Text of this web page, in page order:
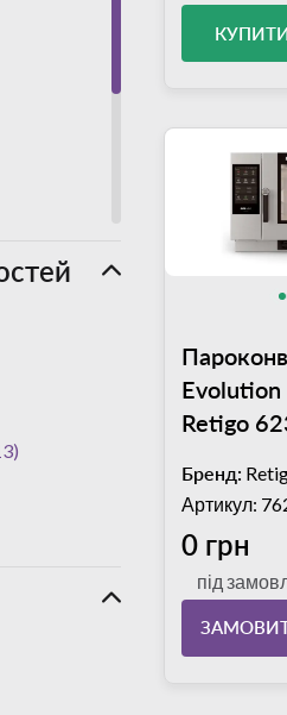
Evolution
Retigo
Бренд:
Артикул:
0 грн
під